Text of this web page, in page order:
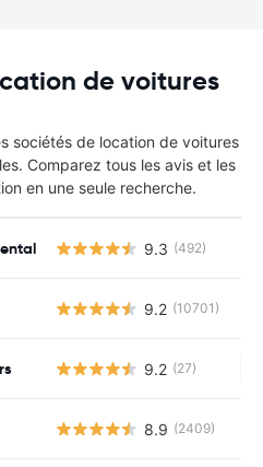
de voitures
sociétés de location de voitures
Comparez tous les avis et les
en une seule recherche.
9.3 (492)
9.2 (10701)
9.2 (27)
8.9 (2409)